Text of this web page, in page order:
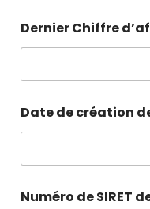
Dernier Chiffre
Date de création
Numéro de SIRET